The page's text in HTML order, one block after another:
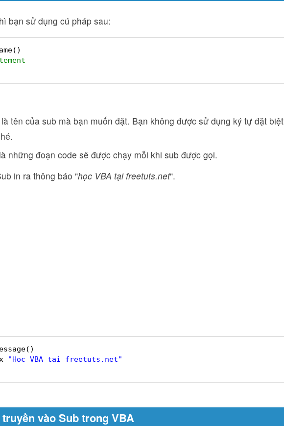
bạn sử dụng cú pháp sau:
là tên của sub mà bạn muốn đặt. Bạn không được sử dụng ký tự đặt biệt
là những đoạn code sẽ được chạy mỗi khi sub được gọi.
in ra thông báo "học VBA tại freetuts.net".
"Hoc VBA tai freetuts.net"
vào Sub trong VBA